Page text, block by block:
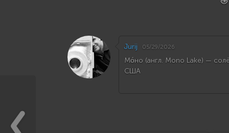
Jurij 05/29/2026
Мо́но (англ. Mono Lake) —
США